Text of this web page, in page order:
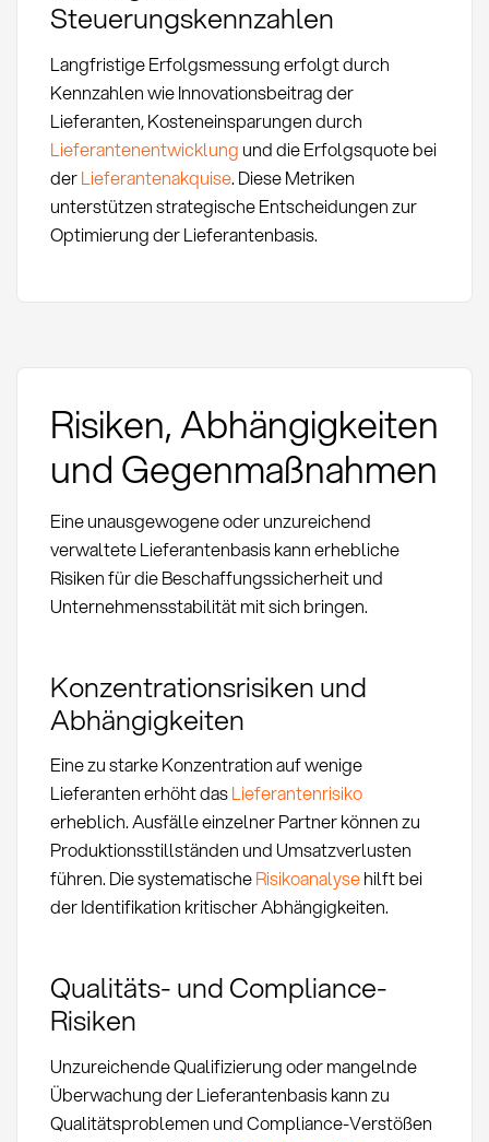
Steuerungskennzahlen
Langfristige Erfolgsmessung erfolgt durch
Kennzahlen wie Innovationsbeitrag der
Lieferanten, Kosteneinsparungen durch
Lieferantenentwicklung und die Erfolgsquote bei
derLieferantenakquise. Diese Metriken
unterstützen strategische Entscheidungen zur
Optimierung der Lieferantenbasis.
Risiken, Abhängigkeiten
und Gegenmaßnahmen
Eine unausgewogene oder unzureichend
verwaltete Lieferantenbasis kann erhebliche
Risiken für die Beschaffungssicherheit und
Unternehmensstabilität mit sich bringen.
Konzentrationsrisiken und
Abhängigkeiten
Eine zu starke Konzentration auf wenige
Lieferanten erhöht dasLieferantenrisiko
erheblich. Ausfälle einzelner Partner können zu
Produktionsstillständen und Umsatzverlusten
führen. Die systematischeRisikoanalysehilft bei
der Identifikation kritischer Abhängigkeiten.
Qualitäts- und Compliance-
Risiken
Unzureichende Qualifizierung oder mangelnde
Überwachung der Lieferantenbasis kann zu
Qualitätsproblemen und Compliance-Verstößen